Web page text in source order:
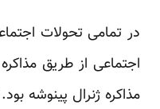
در تمامی تحولات
اجتماعی از طریق
مذاکره ژنرال پینوشه